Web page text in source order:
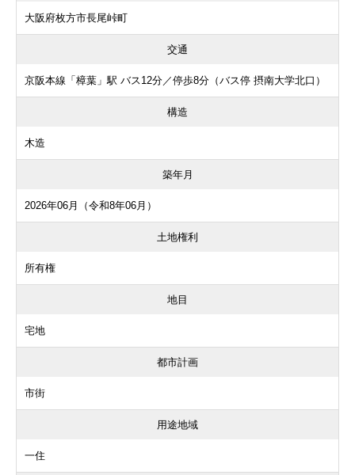
大阪府枚方市長尾峠町
交通
京阪本線「樟葉」駅 バス12分／停歩8分（バス停 摂南大学北口）
構造
木造
築年月
2026年06月（令和8年06月）
土地権利
所有権
地目
宅地
都市計画
市街
用途地域
一住